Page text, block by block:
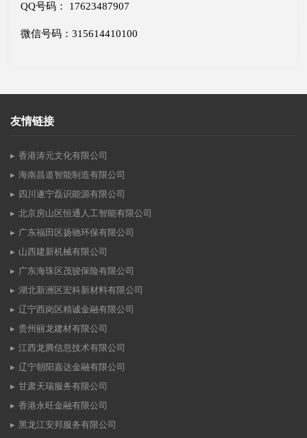
QQ号码： 17623487907
微信号码：315614410100
友情链接
香港涛元文化有限公司
海南昌道智能制造有限公司
四川遂宁磊识能源有限公司
北京房山区恒通人工智能有限公司
广东福田区扬驰环保有限公司
山西建新机械有限公司
广东海珠区茂骏保险有限公司
湖北新洲区宏科新材料有限公司
辽宁西岗区精诚金融有限公司
贵州丽龙建材有限公司
江西龙腾信息技术有限公司
辽宁朝阳嘉达金融有限公司
甘肃天瑞服务有限公司
香港永旺金融有限公司
黑龙江安邦服务有限公司